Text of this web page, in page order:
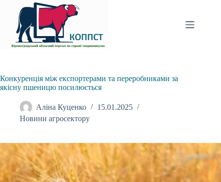
вмісту
Конкуренція між експортерами та переробниками за
якісну пшеницю посилюється
Аліна Куценко
15.01.2025
Новини агросектору